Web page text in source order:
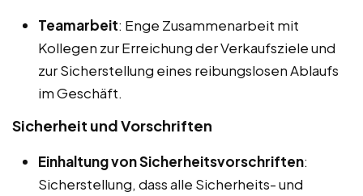
Teamarbeit: Enge Zusammenarbeit mit
Kollegen zur Erreichung der Verkaufsziele und
zur Sicherstellung eines reibungslosen Ablaufs
im Geschäft.
Sicherheit und Vorschriften
Einhaltung von Sicherheitsvorschriften:
Sicherstellung, dass alle Sicherheits- und